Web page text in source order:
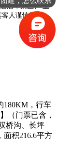
店，景区） 里
人谨慎斟酌。
180KM，行车
（门票已含，
桥沟、长坪
面积216.6平方
会议包车